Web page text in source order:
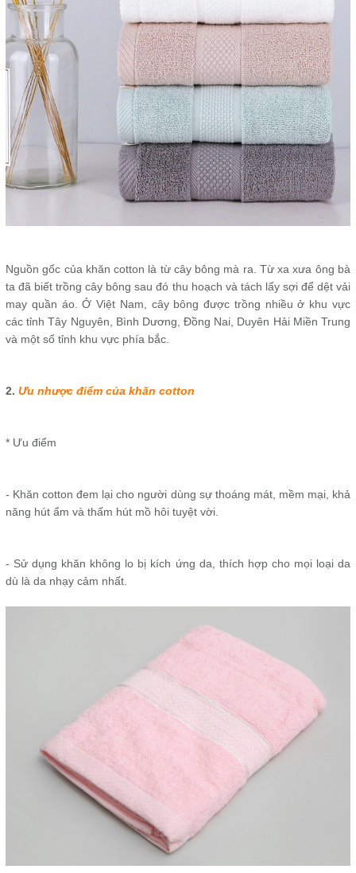
Nguồn gốc của khăn cotton là từ cây bông mà ra. Từ xa xưa ông bà
ta đã biết trồng cây bông sau đó thu hoạch và tách lấy sợi để dệt vải
may quần áo. Ở Việt Nam, cây bông được trồng nhiều ở khu vực
các tỉnh Tây Nguyên, Bình Dương, Đồng Nai, Duyên Hải Miền Trung
và một số tỉnh khu vực phía bắc.
2. Ưu nhược điểm của khăn cotton
* Ưu điểm
- Khăn cotton đem lại cho người dùng sự thoáng mát, mềm mại, khả
năng hút ẩm và thấm hút mồ hôi tuyệt vời.
- Sử dụng khăn không lo bị kích ứng da, thích hợp cho mọi loại da
dù là da nhạy cảm nhất.